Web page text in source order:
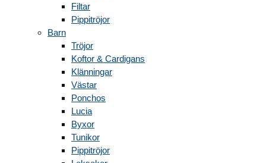
Filtar
Pippitröjor
Barn
Tröjor
Koftor & Cardigans
Klänningar
Västar
Ponchos
Lucia
Byxor
Tunikor
Pippitröjor